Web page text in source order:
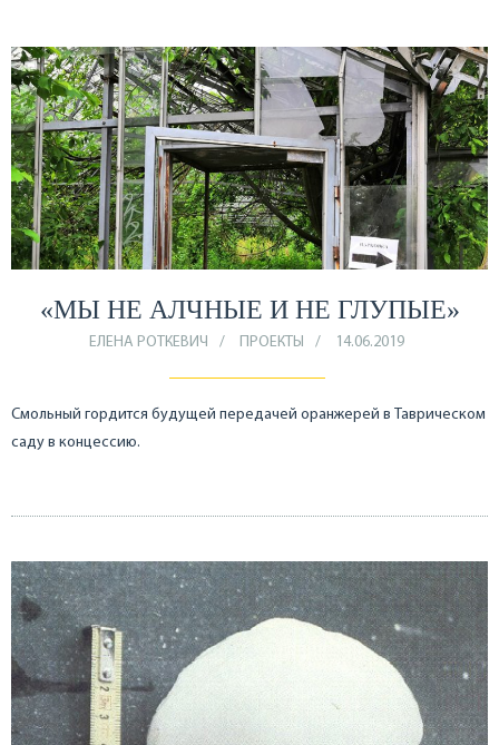
«МЫ НЕ АЛЧНЫЕ И НЕ ГЛУПЫЕ»
ЕЛЕНА РОТКЕВИЧ ПРОЕКТЫ 14.06.2019
Смольный гордится будущей передачей оранжерей в Таврическом
саду в концессию.